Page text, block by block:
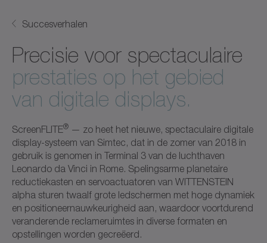
Succesverhalen
Precisie voor spectaculaire
prestaties op het gebied
van digitale displays.
ScreenFLITE® — zo heet het nieuwe, spectaculaire digitale
display-systeem van Simtec, dat in de zomer van 2018 in
gebruik is genomen in Terminal 3 van de luchthaven
Leonardo da Vinci in Rome. Spelingsarme planetaire
reductiekasten en servoactuatoren van WITTENSTEIN
alpha sturen twaalf grote ledschermen met hoge dynamiek
en positioneernauwkeurigheid aan, waardoor voortdurend
veranderende reclameruimtes in diverse formaten en
opstellingen worden gecreëerd.